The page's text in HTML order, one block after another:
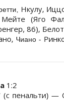
Нкулу,
(Яго
86),
Чиано -
1:2
(с пенальти) —